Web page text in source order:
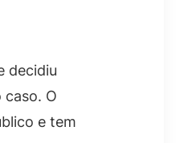
decidiu
O
e tem